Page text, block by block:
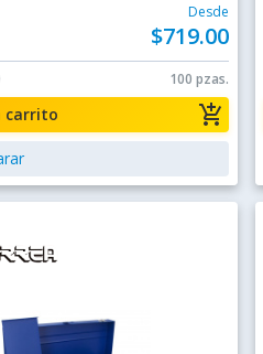
Desde
$719.00
100 pzas.
add_shopping_cart
carrito